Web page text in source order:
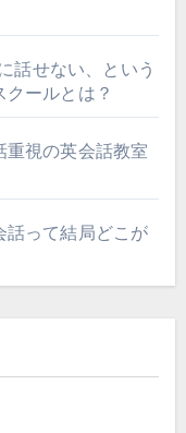
話せない、という
ールとは？
視の英会話教室
話って結局どこが